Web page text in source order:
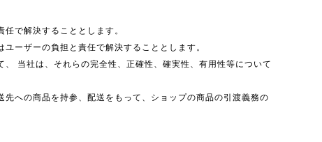
で解決することとします。
ーザーの負担と責任で解決することとします。
当社は、それらの完全性、正確性、確実性、有用性等について
への商品を持参、配送をもって、ショップの商品の引渡義務の